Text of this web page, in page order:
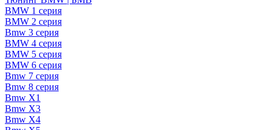
BMW 1 серия
BMW 2 серия
Bmw 3 серия
BMW 4 серия
BMW 5 серия
BMW 6 серия
Bmw 7 серия
Bmw 8 серия
Bmw X1
Bmw X3
Bmw X4